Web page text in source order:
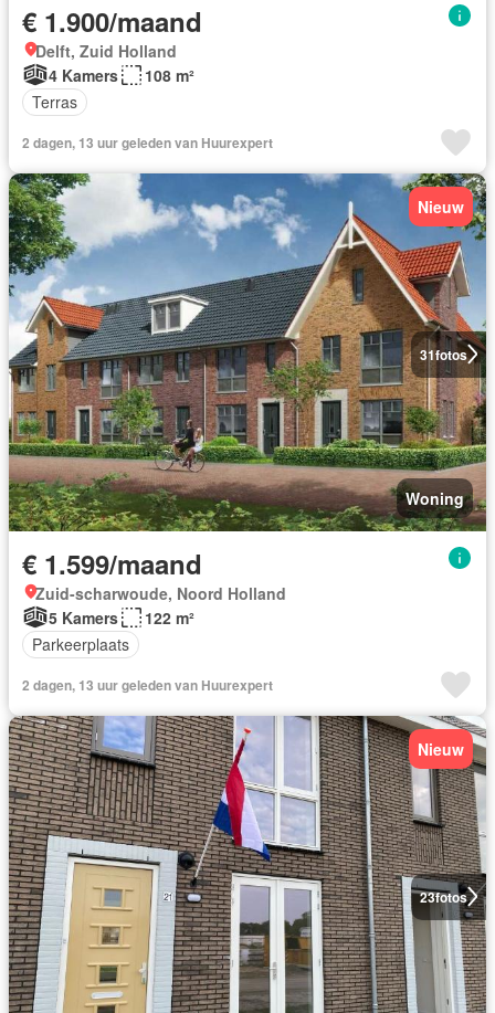
€ 1.900/maand
Delft, Zuid Holland
4 Kamers
108 m²
Terras
2 dagen, 13 uur geleden van Huurexpert
31fotos
Nieuw
Woning
€ 1.599/maand
Zuid-scharwoude, Noord Holland
5 Kamers
122 m²
Parkeerplaats
2 dagen, 13 uur geleden van Huurexpert
23fotos
Nieuw